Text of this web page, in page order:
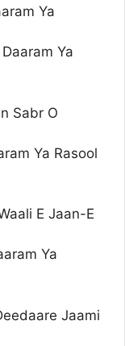
Ya
Ya
Sabr O
Ya Rasool
E Jaan-E
Ya
Jaami